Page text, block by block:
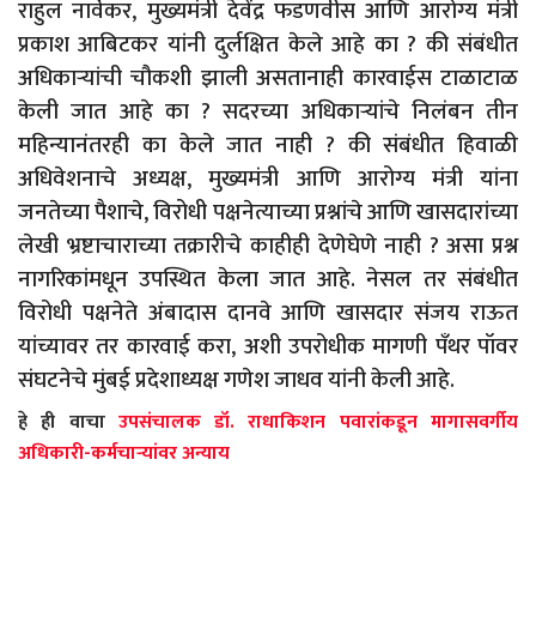
राहुल नार्वेकर, मुख्यमंत्री देवेंद्र फडणवीस आणि आरोग्य मंत्री
प्रकाश आबिटकर यांनी दुर्लक्षित केले आहे का ? की संबंधीत
अधिकाऱ्यांची चौकशी झाली असतानाही कारवाईस टाळाटाळ
केली जात आहे का ? सदरच्या अधिकाऱ्यांचे निलंबन तीन
महिन्यानंतरही का केले जात नाही ? की संबंधीत हिवाळी
अधिवेशनाचे अध्यक्ष, मुख्यमंत्री आणि आरोग्य मंत्री यांना
जनतेच्या पैशाचे, विरोधी पक्षनेत्याच्या प्रश्नांचे आणि खासदारांच्या
लेखी भ्रष्टाचाराच्या तक्रारीचे काहीही देणेघेणे नाही ? असा प्रश्न
नागरिकांमधून उपस्थित केला जात आहे. नेसल तर संबंधीत
विरोधी पक्षनेते अंबादास दानवे आणि खासदार संजय राऊत
यांच्यावर तर कारवाई करा, अशी उपरोधीक मागणी पँथर पॉवर
संघटनेचे मुंबई प्रदेशाध्यक्ष गणेश जाधव यांनी केली आहे.
हे ही वाचा उपसंचालक डॉ. राधाकिशन पवारांकडून मागासवर्गीय
अधिकारी-कर्मचाऱ्यांवर अन्याय